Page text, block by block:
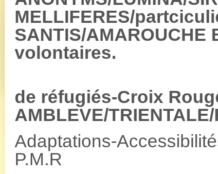
MELLIFERES/
SANTIS/AMAROUCHE
volontaires.
de réfugiés-Croix
AMBLEVE/
Adaptations-
P.M.R